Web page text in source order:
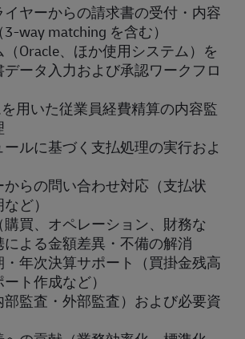
ヤーからの請求書の受付・内容
way matching を含む）
（Oracle、ほか使用システム）を
ータ入力および承認ワークフロ
用いた従業員経費精算の内容監
ルに基づく支払処理の実行およ
らの問い合わせ対応（支払状
ど）
買、オペレーション、財務な
による金額差異・不備の解消
・年次決算サポート（買掛金残高
ト作成など）
監査・外部監査）および必要資